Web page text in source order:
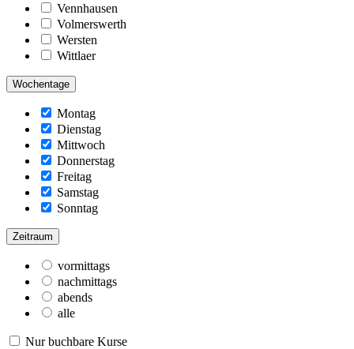
Vennhausen
Volmerswerth
Wersten
Wittlaer
Wochentage
Montag
Dienstag
Mittwoch
Donnerstag
Freitag
Samstag
Sonntag
Zeitraum
vormittags
nachmittags
abends
alle
Nur buchbare Kurse